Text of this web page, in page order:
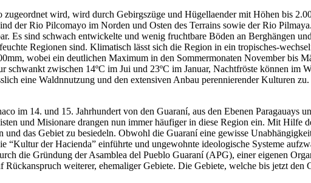
zugeordnet wird, wird durch Gebirgszüge und Hügellaender mit Höhen bis
der Rio Pilcomayo im Norden und Osten des Terrains sowie der Rio
Es sind schwach entwickelte und wenig fruchtbare Böden an Berghängen
Regionen sind. Klimatisch lässt sich die Region in ein tropisches-
wobei ein deutlichen Maximum in den Sommermonaten November bis
zwischen 14ºC im Jui und 23ºC im Januar, Nachtfröste können im
eine Waldnnutzung und den extensiven Anbau perennierender Kulturen
im 14. und 15. Jahrhundert von den Guaraní, aus den Ebenen Paragauays
und Misionare drangen nun immer häufiger in diese Region ein. Mit Hilfe
das Gebiet zu besiedeln. Obwohl die Guaraní eine gewisse
“Kultur der Hacienda” einführte und ungewohnte ideologische Systeme
die Gründung der Asamblea del Pueblo Guaraní (APG), einer eigenen
weiterer, ehemaliger Gebiete. Die Gebiete, welche bis jetzt